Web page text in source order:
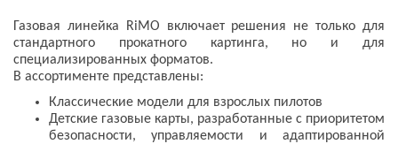
Газовая линейка RiMO включает решения не только для
стандартного прокатного картинга, но и для
специализированных форматов.
В ассортименте представлены:
Классические модели для взрослых пилотов
Детские газовые карты, разработанные с приоритетом
безопасности, управляемости и адаптированной